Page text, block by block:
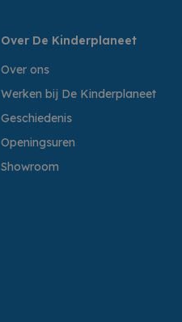
Over De Kinderplaneet
Over ons
Werken bij De Kinderplaneet
Geschiedenis
Openingsuren
Showroom